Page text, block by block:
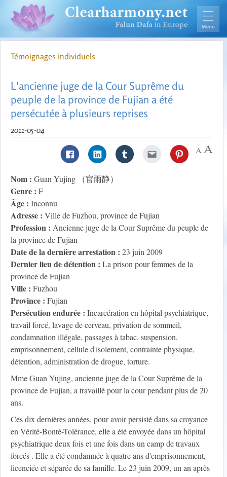
Témoignages individuels
L'ancienne juge de la Cour Suprême du
peuple de la province de Fujian a été
persécutée à plusieurs reprises
2011-05-04
Nom : Guan Yujing （官雨静）
Genre : F
Âge : Inconnu
Adresse : Ville de Fuzhou, province de Fujian
Profession : Ancienne juge de la Cour Suprême du peuple de
la province de Fujian
Date de la dernière arrestation : 23 juin 2009
Dernier lieu de détention : La prison pour femmes de la
province de Fujian
Ville : Fuzhou
Province : Fujian
Persécution endurée : Incarcération en hôpital psychiatrique,
travail forcé, lavage de cerveau, privation de sommeil,
condamnation illégale, passages à tabac, suspension,
emprisonnement, cellule d'isolement, contrainte physique,
détention, administration de drogue, torture.
Mme Guan Yujing, ancienne juge de la Cour Suprême de la
province de Fujian, a travaillé pour la cour pendant plus de 20
ans.
Ces dix dernières années, pour avoir persisté dans sa croyance
en Vérité-Bonté-Tolérance, elle a été envoyée dans un hôpital
psychiatrique deux fois et une fois dans un camp de travaux
forcés . Elle a été condamnée à quatre ans d'emprisonnement,
licenciée et séparée de sa famille. Le 23 juin 2009, un an après